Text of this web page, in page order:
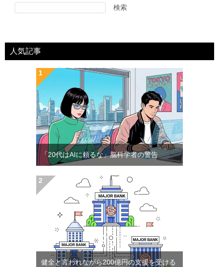
検索
人気記事
「20代はAIに頼るな」脳科学者の警告
健全と言われながら200億円の支援を受ける